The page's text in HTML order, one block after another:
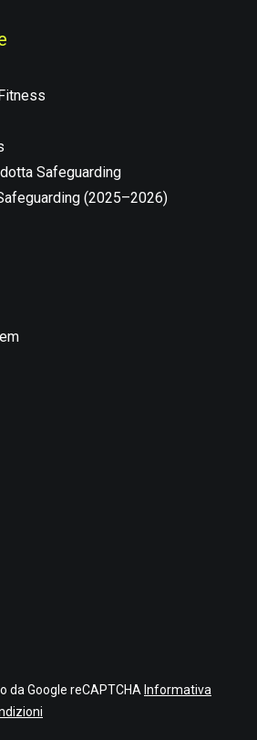
Safeguarding
(2025–2026)
da Google reCAPTCHA Informativa